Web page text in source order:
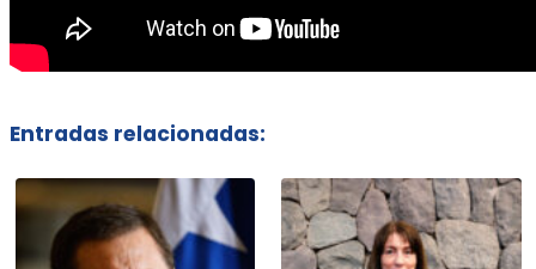
Entradas relacionadas: